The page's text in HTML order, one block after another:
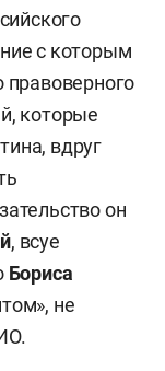
с которым
правоверного
которые
вдруг
он
, всуе
Бориса
не